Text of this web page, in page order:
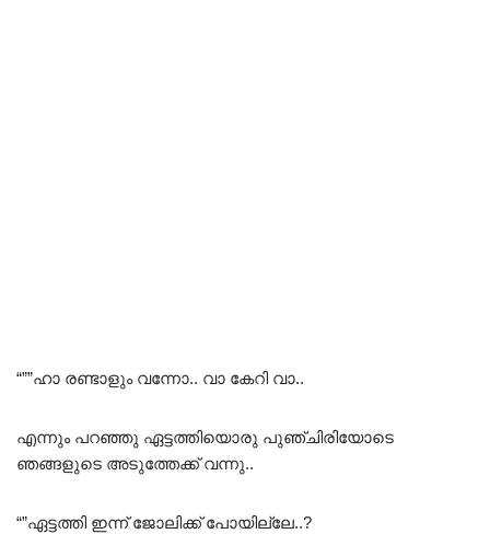
“””ഹാ രണ്ടാളും വന്നോ.. വാ കേറി വാ..
എന്നും പറഞ്ഞു ഏട്ടത്തിയൊരു പുഞ്ചിരിയോടെ
ഞങ്ങളുടെ അടുത്തേക്ക് വന്നു..
“”ഏട്ടത്തി ഇന്ന് ജോലിക്ക് പോയില്ലേ..?